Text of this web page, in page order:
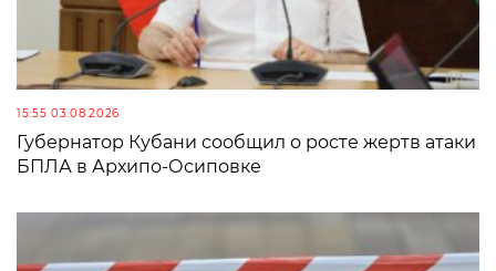
15:55 03.08.2026
Губернатор Кубани сообщил о росте жертв атаки
БПЛА в Архипо-Осиповке